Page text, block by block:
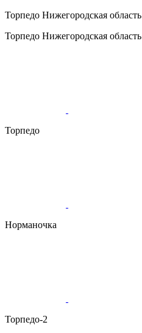
Торпедо Нижегородская область
Торпедо Нижегородская область
Торпедо
Норманочка
Торпедо-2